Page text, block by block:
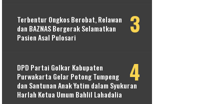
Terbentur Ongkos Berobat, Relawan
dan BAZNAS Bergerak Selamatkan
Pasien Asal Pulosari
DPD Partai Golkar Kabupaten
Purwakarta Gelar Potong Tumpeng
dan Santunan Anak Yatim dalam Syukuran
Harlah Ketua Umum Bahlil Lahadalia